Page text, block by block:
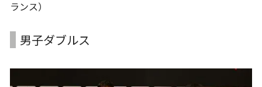
ランス）
男子ダブルス